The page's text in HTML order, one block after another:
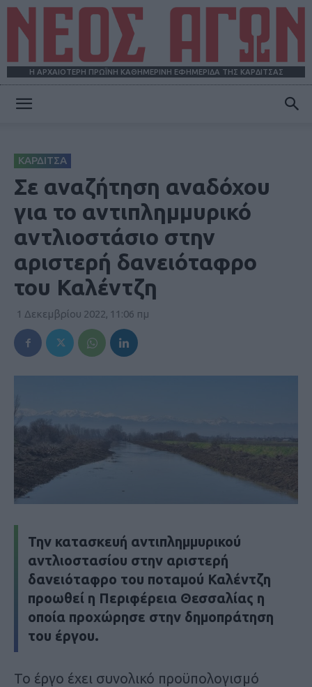
Η ΑΡΧΑΙΟΤΕΡΗ ΠΡΩΪΝΗ ΚΑΘΗΜΕΡΙΝΗ ΕΦΗΜΕΡΙΔΑ ΤΗΣ ΚΑΡΔΙΤΣΑΣ
ΚΑΡΔΙΤΣΑ
Σε αναζήτηση αναδόχου
για το αντιπλημμυρικό
αντλιοστάσιο στην
αριστερή δανειόταφρο
του Καλέντζη
1 Δεκεμβρίου 2022, 11:06 πμ
Την κατασκευή αντιπλημμυρικού
αντλιοστασίου στην αριστερή
δανειόταφρο του ποταμού Καλέντζη
προωθεί η Περιφέρεια Θεσσαλίας η
οποία προχώρησε στην δημοπράτηση
του έργου.
Το έργο έχει συνολικό προϋπολογισμό